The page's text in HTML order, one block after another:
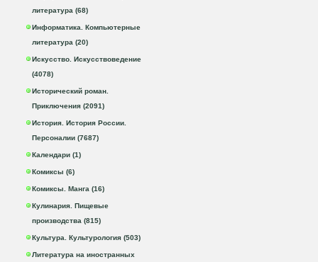
литература (68)
Информатика. Компьютерные
литература (20)
Искусство. Искусствоведение
(4078)
Исторический роман.
Приключения (2091)
История. История России.
Персоналии (7687)
Календари (1)
Комиксы (6)
Комиксы. Манга (16)
Кулинария. Пищевые
производства (815)
Культура. Культурология (503)
Литература на иностранных